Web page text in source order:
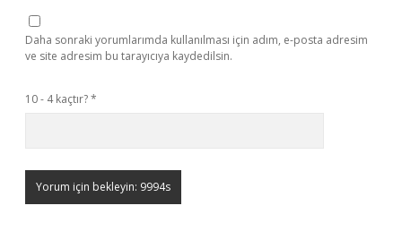
Daha sonraki yorumlarımda kullanılması için adım, e-posta adresim
ve site adresim bu tarayıcıya kaydedilsin.
10 - 4 kaçtır?*